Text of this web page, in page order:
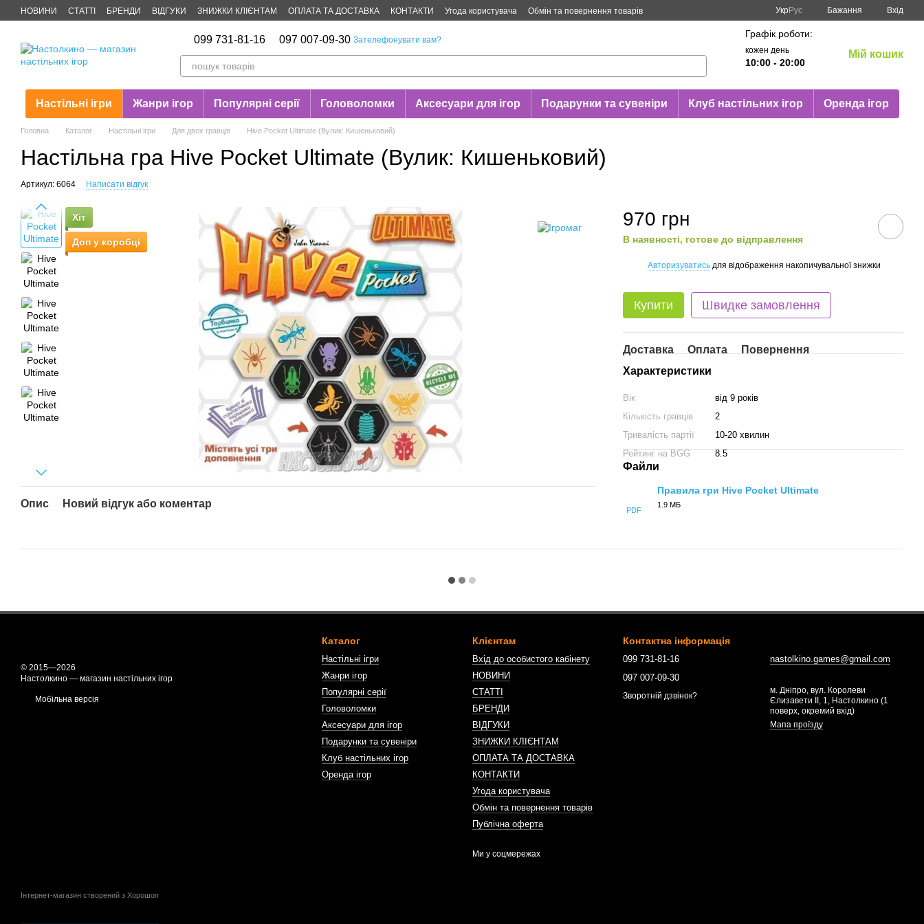
Перейти до основного контенту
НОВИНИ СТАТТІ БРЕНДИ ВІДГУКИ ЗНИЖКИ КЛІЄНТАМ ОПЛАТА ТА ДОСТАВКА КОНТАКТИ Угода користувача
Обмін та повернення товарів
УкрРус Бажання Вхід
099 731-81-16 097 007-09-30 Зателефонувати вам?
Графік роботи:
кожен день
10:00 - 20:00
Мій кошик
Настільні ігри Жанри ігор Популярні серії Головоломки Аксесуари для ігор Подарунки та сувеніри Клуб настільних ігор Оренда ігор
Головна Каталог Настільні ігри Для двох гравців Hive Pocket Ultimate (Вулик: Кишеньковий)
Настільна гра Hive Pocket Ultimate (Вулик: Кишеньковий)
Артикул: 6064 Написати відгук
Хіт
Доп у коробці
Опис Новий відгук або коментар
970 грн
В наявності, готове до відправлення
Авторизуватись для відображення накопичувальної знижки
Купити Швидке замовлення
Доставка Оплата
Повернення
Характеристики
Вік
від 9 років
Кількість гравців
2
Тривалість партії
10-20 хвилин
Рейтинг на BGG
8.5
Файли
PDF
Правила гри Hive Pocket Ultimate
1.9 МБ
© 2015—2026
Настолкино — магазин настільних ігор
Мобільна версія
Інтернет-магазин створений з Хорошоп
Каталог
Настільні ігри
Жанри ігор
Популярні серії
Головоломки
Аксесуари для ігор
Подарунки та сувеніри
Клуб настільних ігор
Оренда ігор
Клієнтам
Вхід до особистого кабінету
НОВИНИ
СТАТТІ
БРЕНДИ
ВІДГУКИ
ЗНИЖКИ КЛІЄНТАМ
ОПЛАТА ТА ДОСТАВКА
КОНТАКТИ
Угода користувача
Обмін та повернення товарів
Публічна оферта
Ми у соцмережах
Контактна інформація
099 731-81-16
097 007-09-30
Зворотній дзвінок?
nastolkino.games@gmail.com
м. Дніпро, вул. Королеви
Єлизавети ІІ, 1, Настолкино (1
поверх, окремий вхід)
Мапа проїзду